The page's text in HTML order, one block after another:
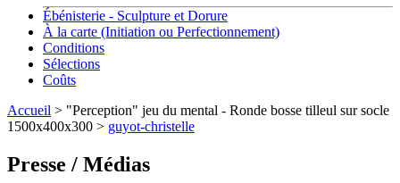
Ébénisterie - Sculpture et Dorure
À la carte (Initiation ou Perfectionnement)
Conditions
Sélections
Coûts
Accueil > "Perception" jeu du mental - Ronde bosse tilleul sur socle
1500x400x300 > guyot-christelle
Presse / Médias